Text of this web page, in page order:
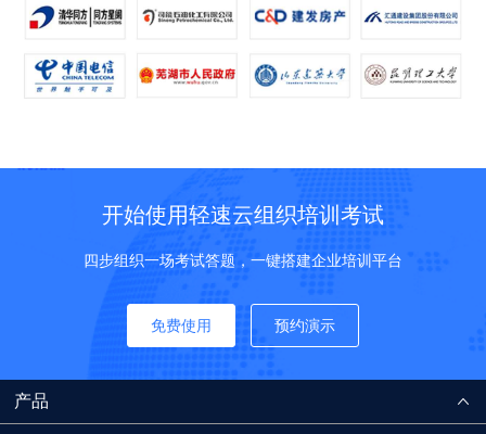
开始使用轻速云组织培训考试
四步组织一场考试答题，一键搭建企业培训平台
免费使用 预约演示
产品